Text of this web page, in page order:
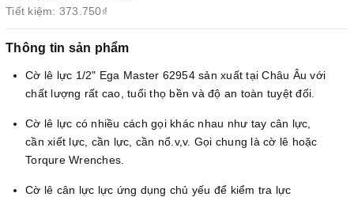
Tiết kiệm: 373.750₫
Thông tin sản phẩm
Cờ lê lực 1/2" Ega Master 62954 sản xuất tại Châu Âu với
chất lượng rất cao, tuổi thọ bền và độ an toàn tuyệt đối.
Cờ lê lực có nhiều cách gọi khác nhau như tay cân lực,
cần xiết lực, cần lực, cần nổ.v,v. Gọi chung là cờ lê hoặc
Torqure Wrenches.
Cờ lê cân lực lực ứng dụng chủ yếu để kiểm tra lực